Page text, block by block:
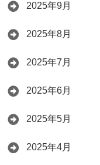
2025年9月
2025年8月
2025年7月
2025年6月
2025年5月
2025年4月